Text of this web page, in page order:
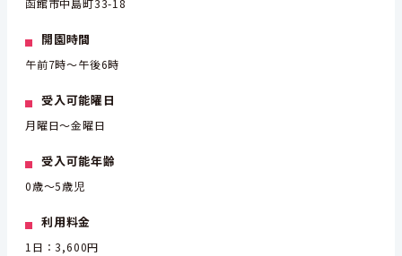
開園時間
午前7時～午後6時
受入可能曜日
月曜日～金曜日
受入可能年齢
0歳～5歳児
利用料金
1日：3,600円